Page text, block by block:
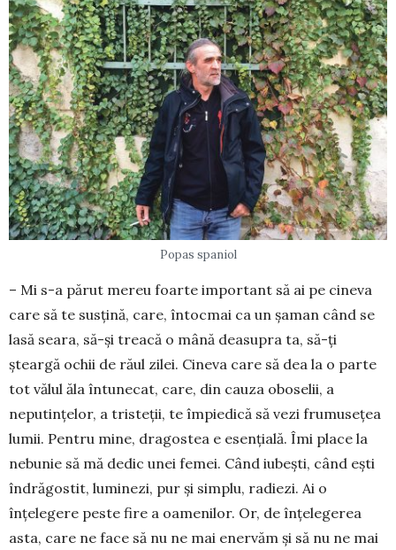
Popas spaniol
– Mi s-a părut mereu foarte important să ai pe cineva
care să te susțină, care, întocmai ca un șaman când se
lasă seara, să-și treacă o mână deasupra ta, să-ți
șteargă ochii de răul zilei. Cineva care să dea la o parte
tot vălul ăla întunecat, care, din cauza obo­selii, a
neputințelor, a tristeții, te împiedică să vezi frumusețea
lumii. Pentru mine, dragostea e esen­țială. Îmi place la
nebunie să mă dedic unei fe­mei. Când iubești, când ești
îndrăgostit, luminezi, pur și simplu, radiezi. Ai o
înțelegere peste fire a oamenilor. Or, de înțelegerea
asta, care ne face să nu ne mai enervăm și să nu ne mai